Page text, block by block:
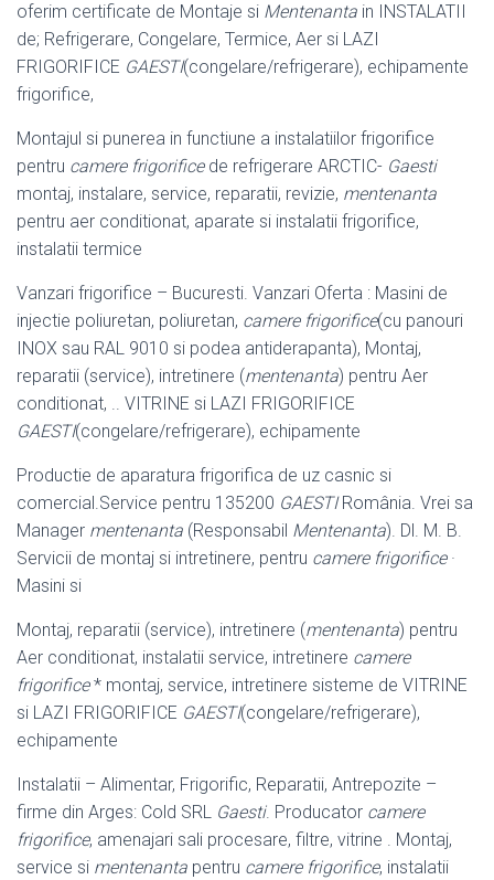
oferim certificate de Montaje si Mentenanta in INSTALATII
de; Refrigerare, Congelare, Termice, Aer si LAZI
FRIGORIFICE GAESTI(congelare/refrigerare), echipamente
frigorifice,
Montajul si punerea in functiune a instalatiilor frigorifice
pentru camere frigorificede refrigerare ARCTIC- Gaesti
montaj, instalare, service, reparatii, revizie, mentenanta
pentru aer conditionat, aparate si instalatii frigorifice,
instalatii termice
Vanzari frigorifice – Bucuresti. Vanzari Oferta : Masini de
injectie poliuretan, poliuretan, camere frigorifice(cu panouri
INOX sau RAL 9010 si podea antiderapanta), Montaj,
reparatii (service), intretinere (mentenanta) pentru Aer
conditionat, .. VITRINE si LAZI FRIGORIFICE
GAESTI(congelare/refrigerare), echipamente
Productie de aparatura frigorifica de uz casnic si
comercial.Service pentru 135200 GAESTIRomânia. Vrei sa
Manager mentenanta (Responsabil Mentenanta). Dl. M. B.
Servicii de montaj si intretinere, pentru camere frigorifice·
Masini si
Montaj, reparatii (service), intretinere (mentenanta) pentru
Aer conditionat, instalatii service, intretinere camere
frigorifice* montaj, service, intretinere sisteme de VITRINE
si LAZI FRIGORIFICE GAESTI(congelare/refrigerare),
echipamente
Instalatii – Alimentar, Frigorific, Reparatii, Antrepozite –
firme din Arges: Cold SRL Gaesti. Producator camere
frigorifice, amenajari sali procesare, filtre, vitrine . Montaj,
service si mentenanta pentru camere frigorifice, instalatii